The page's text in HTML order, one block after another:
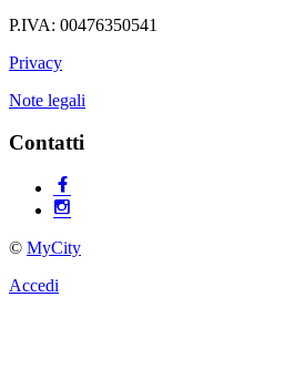
P.IVA: 00476350541
Privacy
Note legali
Contatti
© MyCity
Accedi